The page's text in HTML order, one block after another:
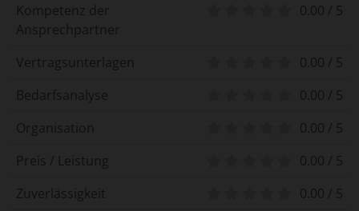
Kompetenz der
Ansprechpartner
0.00 / 5
Vertragsunterlagen
0.00 / 5
Bedarfsanalyse
0.00 / 5
Organisation
0.00 / 5
Preis / Leistung
0.00 / 5
Zuverlässigkeit
0.00 / 5